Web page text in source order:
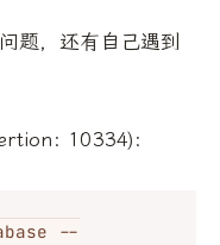
题，还有自己遇到
10334):
--